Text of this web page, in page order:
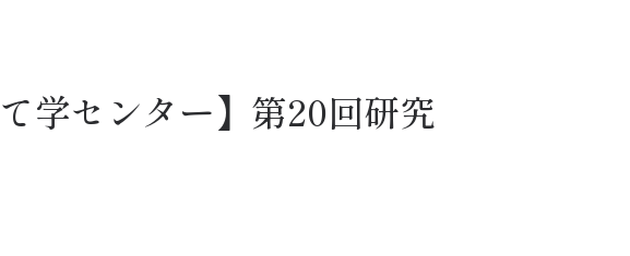
学センター】第20回研究